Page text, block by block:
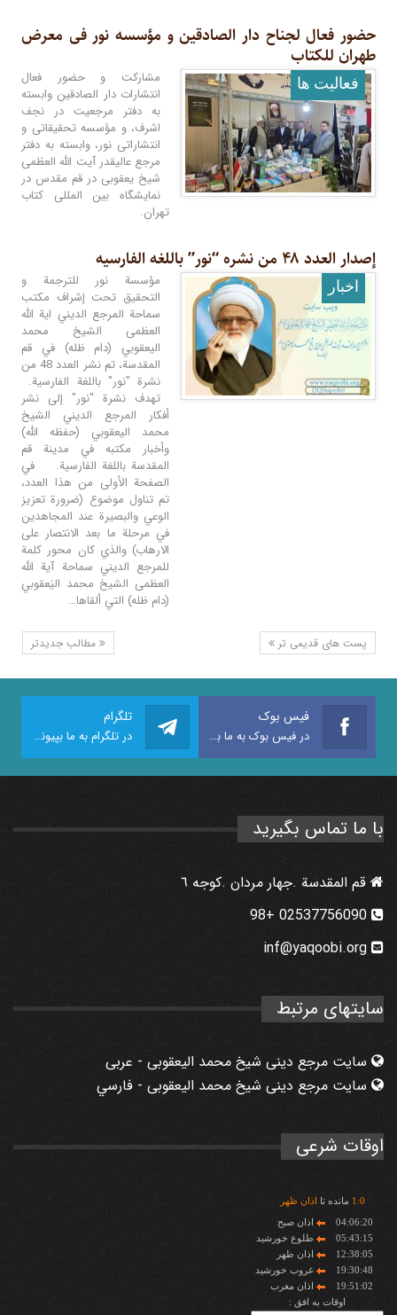
حضور فعال لجناح دار الصادقین و مؤسسه نور فی معرض
طهران للکتاب
فعالیت ها
مشارکت و حضور فعال
انتشارات دار الصادقین وابسته
به دفتر مرجعیت در نجف
اشرف، و مؤسسه تحقیقاتی و
انتشاراتی نور، وابسته به دفتر
مرجع عالیقدر آیت الله العظمی
شیخ یعقوبی در قم مقدس در
نمایشگاه بین‌ المللی کتاب
تهران.
إصدار العدد ۴۸ من نشره “نور” باللغه الفارسیه
اخبار
مؤسسة نور للترجمة و
التحقيق تحت إشراف مكتب
سماحة المرجع الديني اية الله
العظمى الشيخ محمد
اليعقوبي (دام ظله) في قم
المقدسة، تم نشر العدد 48 من
نشرة "نور" باللغة الفارسية.
تهدف نشرة "نور" إلى نشر
أفكار المرجع الديني الشيخ
محمد اليعقوبي (حفظه الله)
وأخبار مكتبه في مدينة قم
المقدسة باللغة الفارسية. في
الصفحة الأولى من هذا العدد،
تم تناول موضوع (ضرورة تعزيز
الوعي والبصيرة عند المجاهدين
في مرحلة ما بعد الانتصار على
الارهاب) والذي كان محور کلمة
للمرجع الدیني سماحة آية الله
العظمى الشيخ محمد اليَعقوبي
(دام ظله) التي ألقاها…
پست های قدیمی تر مطالب جدیدتر
فیس بوک
در فیس بوک به ما بپیوندید
تلگرام
در تلگرام به ما بپیوندید
با ما تماس بگیرید
قم المقدسة .جهار مردان .كوجه ٦
inf@yaqoobi.org
سایتهای مرتبط
سایت مرجع دینی شیخ محمد الیعقوبی - عربی
سایت مرجع دینی شیخ محمد الیعقوبی - فارسي
اوقات شرعی
1 :0 مانده تا اذان ظهر
04:06:20
اذان صبح
05:43:15
طلوع خورشید
12:38:05
اذان ظهر
19:30:48
غروب خورشید
19:51:02
اذان مغرب
اوقات به افق :